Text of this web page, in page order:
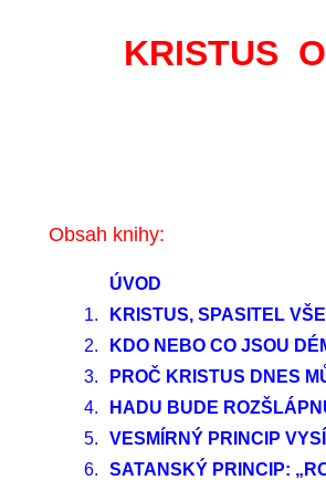
KRISTUS
Obsah knihy:
ÚVOD
1.
KRISTUS, SPASITEL
2.
KDO NEBO CO JSOU
3.
PROČ KRISTUS DNES
4.
HADU BUDE
5.
VESMÍRNÝ PRINCIP
6.
SATANSKÝ PRINCIP: